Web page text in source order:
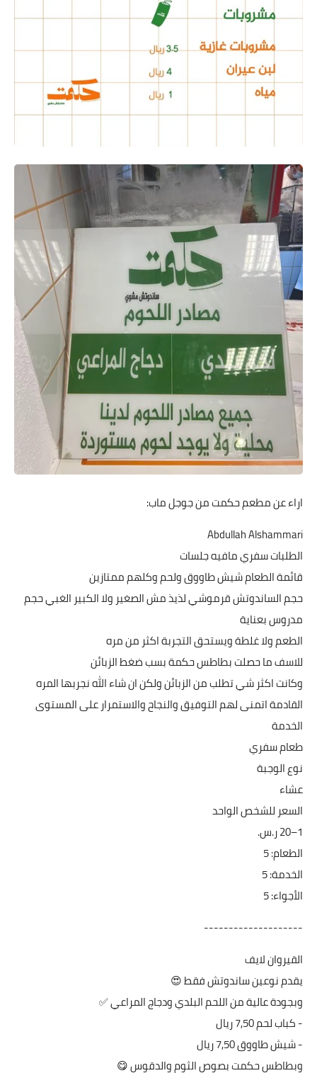
اراء عن مطعم حكمت من جوجل ماب:
Abdullah Alshammari
الطلبات سفري مافيه جلسات
قائمة الطعام شيش طاووق ولحم وكلهم ممتازين
حجم الساندوتش قرموشي لذيذ مش الصغير ولا الكبير الغبي حجم
مدروس بعناية
الطعم ولا غلطة ويستحق التجربة اكثر من مره
للاسف ما حصلت بطاطس حكمة بسب ضغط الزبائن
وكانت اكثر شي تطلب من الزبائن ولكن ان شاء الله نجربها المره
القادمة اتمنى لهم التوفيق والنجاح والاستمرار على المستوى
الخدمة
طعام سفري
نوع الوجبة
عشاء
السعر للشخص الواحد
الطعام: 5
الخدمة: 5
الأجواء: 5
--------------------
القيروان لايف
يقدم نوعين ساندوتش فقط 😍
‏وبجودة عالية من اللحم البلدي ودجاج المراعي ✅
‏- كباب لحم 7,50 ريال
‏- شيش طاووق 7,50 ريال
‏وبطاطس حكمت بصوص الثوم والدقوس 😋